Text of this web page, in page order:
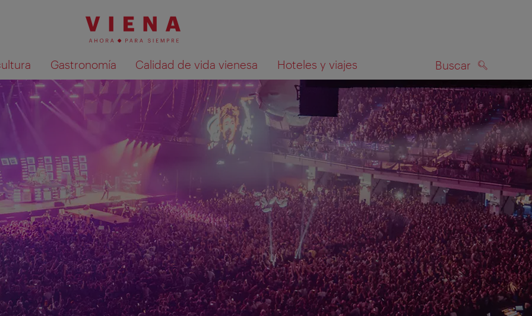
Gastronomía Calidad de vida vienesa Hoteles y viajes Buscar
Mostrar resultados de la búsqueda en el mapa BUSCAR